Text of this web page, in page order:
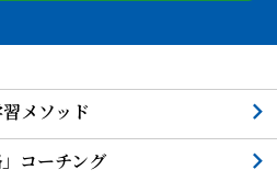
メソッド
コーチング